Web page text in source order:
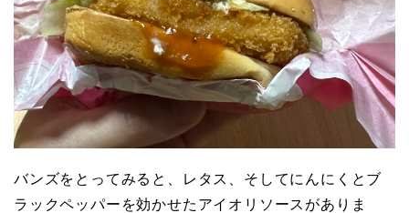
バンズをとってみると、レタス、そしてにんにくとブ
ラックペッパーを効かせたアイオリソースがありま